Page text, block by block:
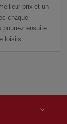
prix et un
chaque
pourrez ensuite
loisirs.